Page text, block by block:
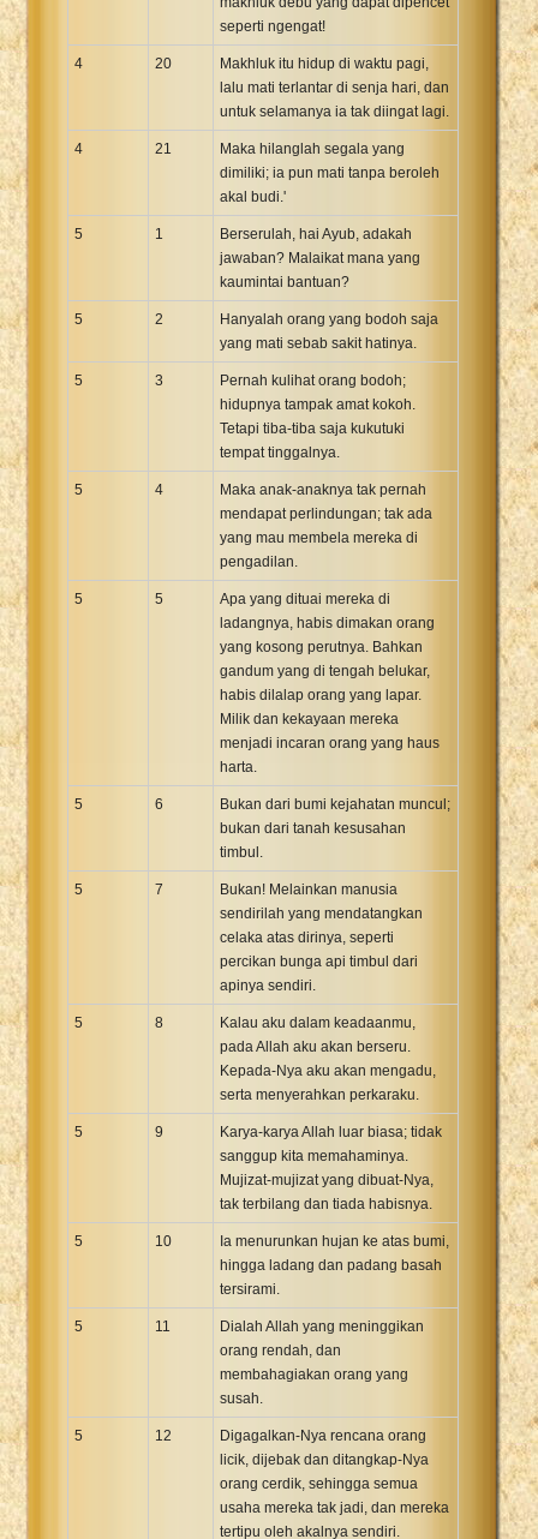
seperti ngengat!
4 20
Makhluk itu hidup di waktu pagi,
lalu mati terlantar di senja hari, dan
untuk selamanya ia tak diingat lagi.
4 21
Maka hilanglah segala yang
dimiliki; ia pun mati tanpa beroleh
akal budi.'
5 1
Berserulah, hai Ayub, adakah
jawaban? Malaikat mana yang
kaumintai bantuan?
5 2
Hanyalah orang yang bodoh saja
yang mati sebab sakit hatinya.
5 3
Pernah kulihat orang bodoh;
hidupnya tampak amat kokoh.
Tetapi tiba-tiba saja kukutuki
tempat tinggalnya.
5 4
Maka anak-anaknya tak pernah
mendapat perlindungan; tak ada
yang mau membela mereka di
pengadilan.
5 5
Apa yang dituai mereka di
ladangnya, habis dimakan orang
yang kosong perutnya. Bahkan
gandum yang di tengah belukar,
habis dilalap orang yang lapar.
Milik dan kekayaan mereka
menjadi incaran orang yang haus
harta.
5 6
Bukan dari bumi kejahatan muncul;
bukan dari tanah kesusahan
timbul.
5 7
Bukan! Melainkan manusia
sendirilah yang mendatangkan
celaka atas dirinya, seperti
percikan bunga api timbul dari
apinya sendiri.
5 8
Kalau aku dalam keadaanmu,
pada Allah aku akan berseru.
Kepada-Nya aku akan mengadu,
serta menyerahkan perkaraku.
5 9
Karya-karya Allah luar biasa; tidak
sanggup kita memahaminya.
Mujizat-mujizat yang dibuat-Nya,
tak terbilang dan tiada habisnya.
5 10
Ia menurunkan hujan ke atas bumi,
hingga ladang dan padang basah
tersirami.
5 11
Dialah Allah yang meninggikan
orang rendah, dan
membahagiakan orang yang
susah.
5 12
Digagalkan-Nya rencana orang
licik, dijebak dan ditangkap-Nya
orang cerdik, sehingga semua
usaha mereka tak jadi, dan mereka
tertipu oleh akalnya sendiri.